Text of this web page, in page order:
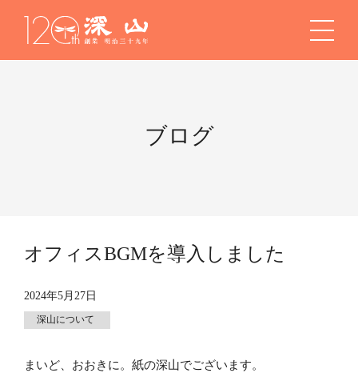
ブログ
オフィスBGMを導入しました
2024年5月27日
深山について
まいど、おおきに。紙の深山でございます。